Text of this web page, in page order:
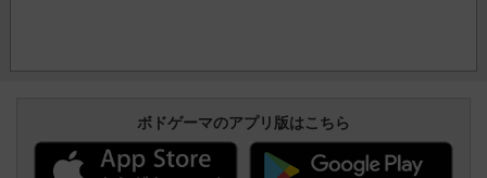
ボドゲーマのアプリ版はこちら